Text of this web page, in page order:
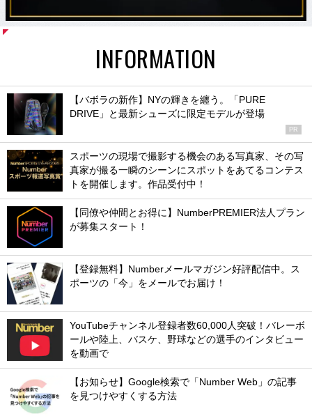
INFORMATION
【バボラの新作】NYの輝きを纏う。「PURE
DRIVE」と最新シューズに限定モデルが登場
PR
スポーツの現場で撮影する機会のある写真家、その写
真家が撮る一瞬のシーンにスポットをあてるコンテス
トを開催します。作品受付中！
【同僚や仲間とお得に】NumberPREMIER法人プラン
が募集スタート！
【登録無料】Numberメールマガジン好評配信中。ス
ポーツの「今」をメールでお届け！
YouTubeチャンネル登録者数60,000人突破！バレーボ
ールや陸上、バスケ、野球などの選手のインタビュー
を動画で
【お知らせ】Google検索で「Number Web」の記事
を見つけやすくする方法